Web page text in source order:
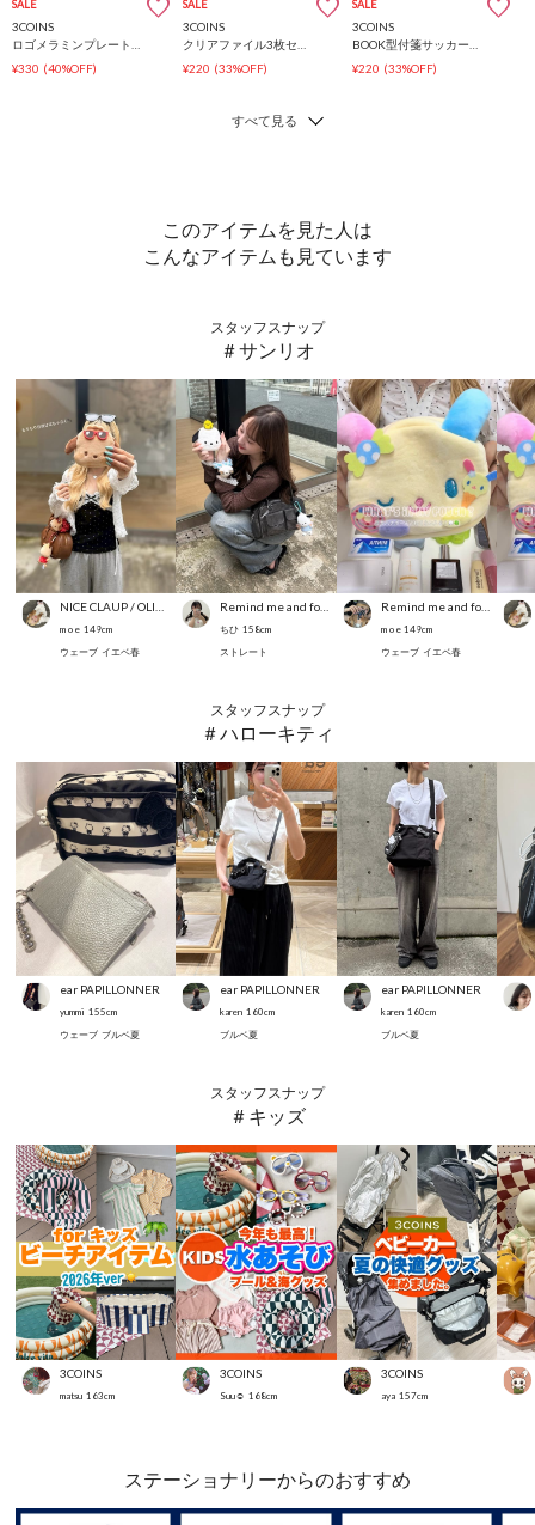
SALE
3COINS
¥330 (40%OFF)
SALE
3COINS
¥220 (33%OFF)
SALE
3COINS
¥220 (33%OFF)
このアイテムを見た人は
こんなアイテムも見ています
スタッフスナップ
＃サンリオ
m o e 149cm
ウェーブ イエベ春
ちひ 158cm
ストレート
Remind me and forever
m o e 149cm
ウェーブ イエベ春
スタッフスナップ
＃ハローキティ
ear PAPILLONNER
yummi 155cm
ウェーブ ブルベ夏
ear PAPILLONNER
karen 160cm
ブルベ夏
ear PAPILLONNER
karen 160cm
ブルベ夏
スタッフスナップ
＃キッズ
3COINS
matsu 163cm
3COINS
Suu☺︎ 168cm
3COINS
aya 157cm
ステーショナリーからのおすすめ